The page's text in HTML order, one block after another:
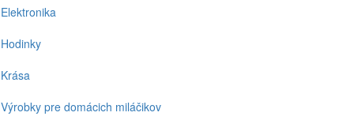
Elektronika
Hodinky
Krása
Výrobky pre domácich miláčikov